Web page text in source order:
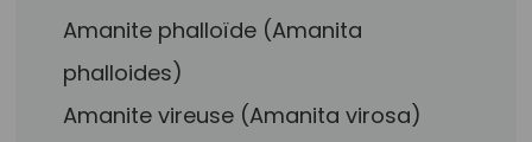
Amanite phalloïde (Amanita
phalloides)
Amanite vireuse (Amanita virosa)